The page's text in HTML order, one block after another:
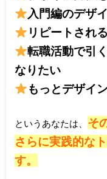
入門編のデザ
リピートされ
転職活動で引
なりたい
もっとデザイ
というあなたは、 そ
さらに実践的な
す。